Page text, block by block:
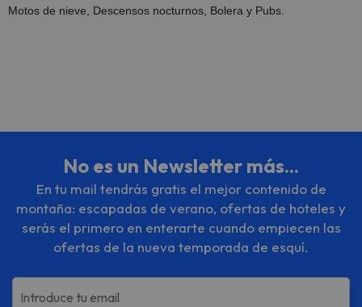
Motos de nieve, Descensos nocturnos, Bolera y Pubs.
No es un Newsletter más...
En tu mail tendrás gratis el mejor contenido de
montaña: escapadas de verano, ofertas de hoteles y
serás el primero en enterarte cuando empiecen las
ofertas de la nueva temporada de esquí.
Introduce tu email